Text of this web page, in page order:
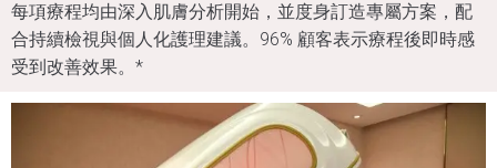
每項療程均由深入肌膚分析開始，並度身訂造專屬方案，配
合持續檢視與個人化護理建議。96% 顧客表示療程後即時感
受到改善效果。*